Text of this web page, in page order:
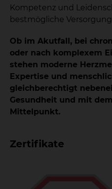
Kompetenz und
bestmögliche
Ob im Akutfall, bei
oder nach komplexem
stehen moderne
Expertise und
gleichberechtigt
Gesundheit und mit
Mittelpunkt.
Zertifikate